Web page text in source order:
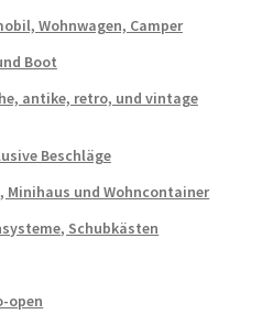
Wohnwagen, Camper
Boot
antike, retro, und vintage
Beschläge
Minihaus und Wohncontainer
Schubkästen
open